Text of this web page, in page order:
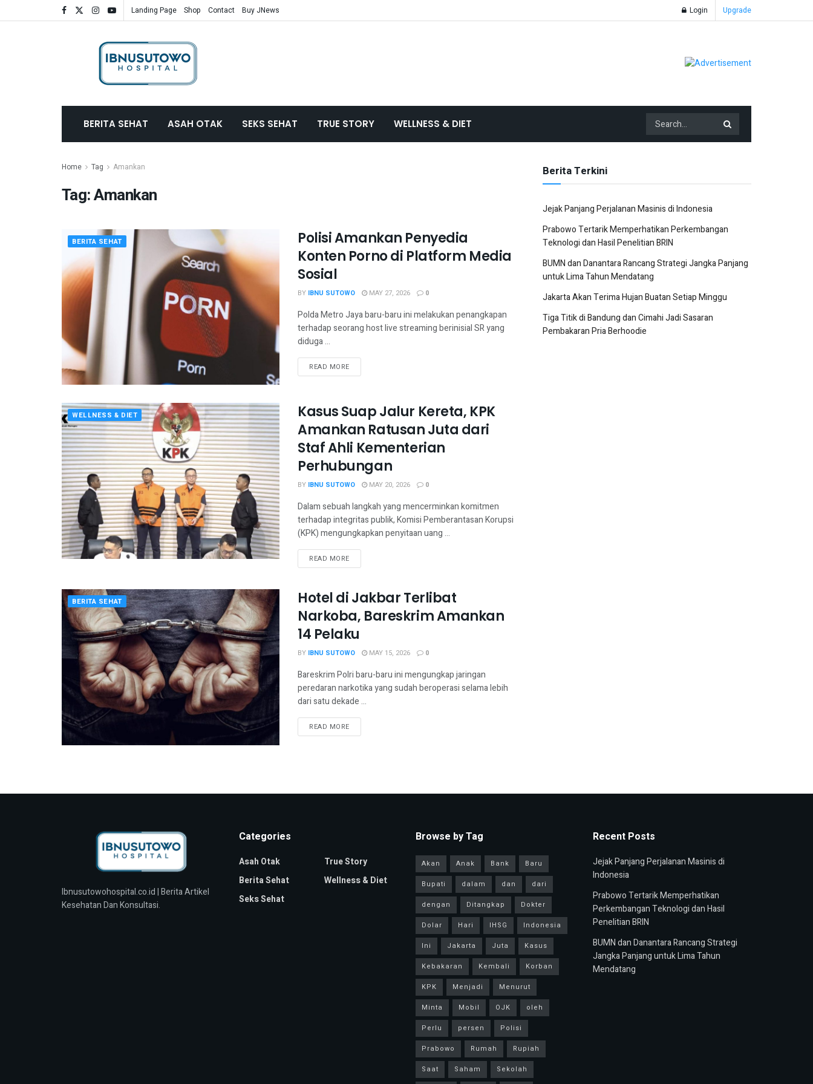
Landing Page Shop Contact Buy JNews Login Upgrade
BERITA SEHAT ASAH OTAK SEKS SEHAT TRUE STORY WELLNESS & DIET
Home Tag Amankan
Tag:Amankan
BERITA SEHAT
Polisi Amankan Penyedia
Konten Porno di Platform Media
Sosial
BY IBNU SUTOWO MAY 27, 2026 0
Polda Metro Jaya baru-baru ini melakukan penangkapan
terhadap seorang host live streaming berinisial SR yang
diduga ...
READ MORE
WELLNESS & DIET
Kasus Suap Jalur Kereta, KPK
Amankan Ratusan Juta dari
Staf Ahli Kementerian
Perhubungan
BY IBNU SUTOWO MAY 20, 2026 0
Dalam sebuah langkah yang mencerminkan komitmen
terhadap integritas publik, Komisi Pemberantasan Korupsi
(KPK) mengungkapkan penyitaan uang ...
READ MORE
BERITA SEHAT
Hotel di Jakbar Terlibat
Narkoba, Bareskrim Amankan
14 Pelaku
BY IBNU SUTOWO MAY 15, 2026 0
Bareskrim Polri baru-baru ini mengungkap jaringan
peredaran narkotika yang sudah beroperasi selama lebih
dari satu dekade ...
READ MORE
Berita Terkini
Jejak Panjang Perjalanan Masinis di Indonesia
Prabowo Tertarik Memperhatikan Perkembangan
Teknologi dan Hasil Penelitian BRIN
BUMN dan Danantara Rancang Strategi Jangka Panjang
untuk Lima Tahun Mendatang
Jakarta Akan Terima Hujan Buatan Setiap Minggu
Tiga Titik di Bandung dan Cimahi Jadi Sasaran
Pembakaran Pria Berhoodie
Ibnusutowohospital.co.id | Berita Artikel
Kesehatan Dan Konsultasi.
Categories
Asah Otak
Berita Sehat
Seks Sehat
True Story
Wellness & Diet
Browse by Tag
Akan Anak Bank
Baru
Bupati
dalam dan
dari
dengan
Ditangkap
Dokter
Dolar
Hari IHSG
Indonesia
Ini
Jakarta Juta
Kasus
Kebakaran
Kembali
Korban
KPK
Menjadi
Menurut
Minta
Mobil OJK
oleh
Perlu
persen
Polisi
Prabowo
Rumah
Rupiah
Saat
Saham Sekolah
Recent Posts
Jejak Panjang Perjalanan Masinis di
Indonesia
Prabowo Tertarik Memperhatikan
Perkembangan Teknologi dan Hasil
Penelitian BRIN
BUMN dan Danantara Rancang Strategi
Jangka Panjang untuk Lima Tahun
Mendatang